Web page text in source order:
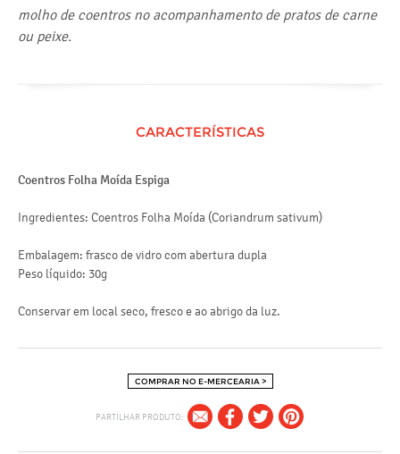
molho de coentros no acompanhamento de pratos de carne
ou peixe.
CARACTERÍSTICAS
Coentros Folha Moída Espiga
Ingredientes: Coentros Folha Moída (Coriandrum sativum)
Embalagem: frasco de vidro com abertura dupla
Peso líquido: 30g
Conservar em local seco, fresco e ao abrigo da luz.
COMPRAR NO E-MERCEARIA >
PARTILHAR PRODUTO: